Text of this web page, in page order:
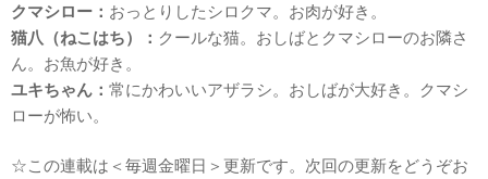
クマシロー： おっとりしたシロクマ。お肉が好き。
猫八（ねこはち）： クールな猫。おしばとクマシローのお隣さ
ん。お魚が好き。
ユキちゃん： 常にかわいいアザラシ。おしばが大好き。クマシ
ローが怖い。
☆この連載は＜毎週金曜日＞更新です。次回の更新をどうぞお